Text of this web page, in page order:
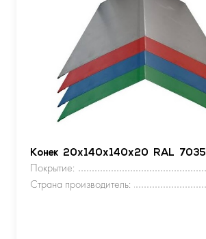
Конек 20х140х140х20 RAL 7035
Покрытие:
Страна производитель: